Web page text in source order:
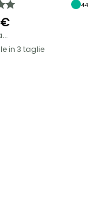
44
in 3 taglie